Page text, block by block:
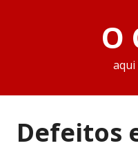
O
aqui
Defeitos